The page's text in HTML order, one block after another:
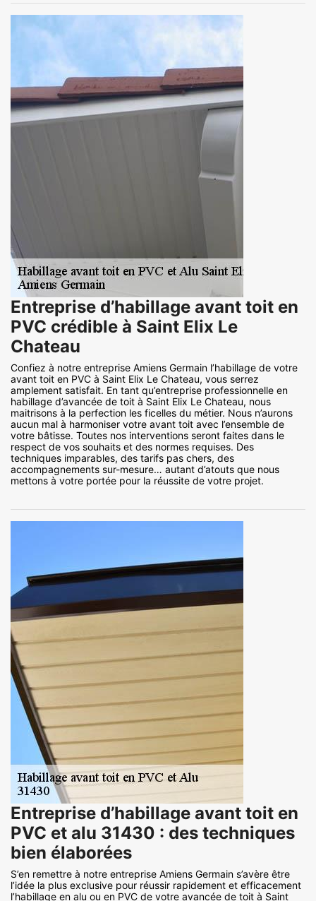
Entreprise d’habillage avant toit en
PVC crédible à Saint Elix Le
Chateau
Confiez à notre entreprise Amiens Germain l’habillage de votre
avant toit en PVC à Saint Elix Le Chateau, vous serrez
amplement satisfait. En tant qu’entreprise professionnelle en
habillage d’avancée de toit à Saint Elix Le Chateau, nous
maitrisons à la perfection les ficelles du métier. Nous n’aurons
aucun mal à harmoniser votre avant toit avec l’ensemble de
votre bâtisse. Toutes nos interventions seront faites dans le
respect de vos souhaits et des normes requises. Des
techniques imparables, des tarifs pas chers, des
accompagnements sur-mesure… autant d’atouts que nous
mettons à votre portée pour la réussite de votre projet.
Entreprise d’habillage avant toit en
PVC et alu 31430 : des techniques
bien élaborées
S’en remettre à notre entreprise Amiens Germain s’avère être
l’idée la plus exclusive pour réussir rapidement et efficacement
l’habillage en alu ou en PVC de votre avancée de toit à Saint